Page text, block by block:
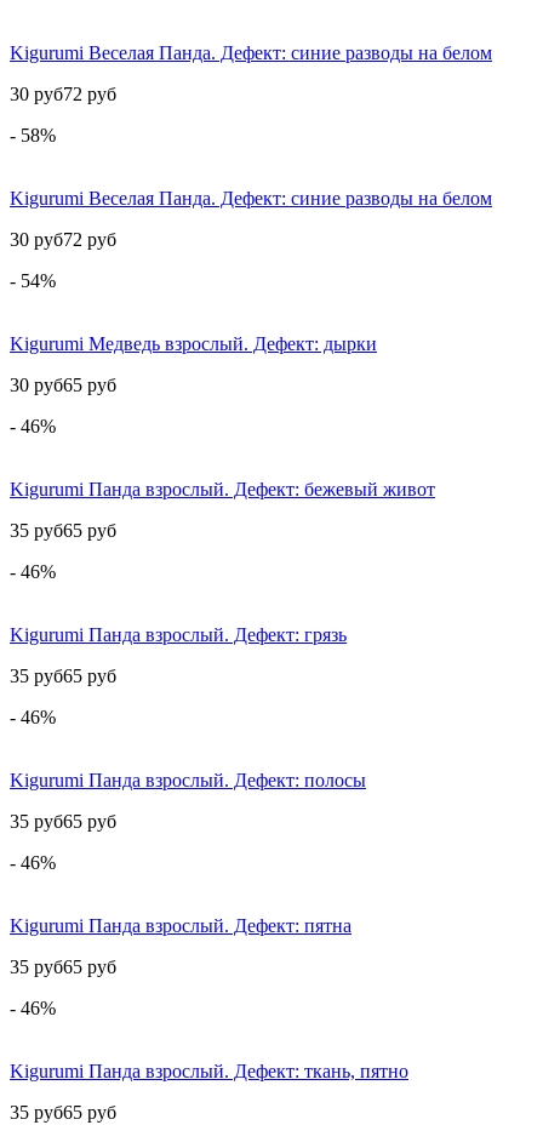
Kigurumi Веселая Панда. Дефект: синие разводы на белом
30 руб72 руб
- 58%
Kigurumi Веселая Панда. Дефект: синие разводы на белом
30 руб72 руб
- 54%
Kigurumi Медведь взрослый. Дефект: дырки
30 руб65 руб
- 46%
Kigurumi Панда взрослый. Дефект: бежевый живот
35 руб65 руб
- 46%
Kigurumi Панда взрослый. Дефект: грязь
35 руб65 руб
- 46%
Kigurumi Панда взрослый. Дефект: полосы
35 руб65 руб
- 46%
Kigurumi Панда взрослый. Дефект: пятна
35 руб65 руб
- 46%
Kigurumi Панда взрослый. Дефект: ткань, пятно
35 руб65 руб